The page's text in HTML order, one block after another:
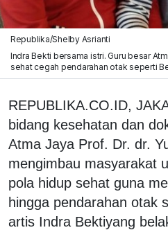
Republika/Shelby Asrianti
Indra Bekti bersama istri. Guru besar
sehat cegah pendarahan otak seperti
REPUBLIKA.CO.ID,
bidang kesehatan dan
Atma Jaya Prof. Dr. dr.
mengimbau masyarakat
pola hidup sehat guna
hingga pendarahan otak
artis Indra Bektiyang